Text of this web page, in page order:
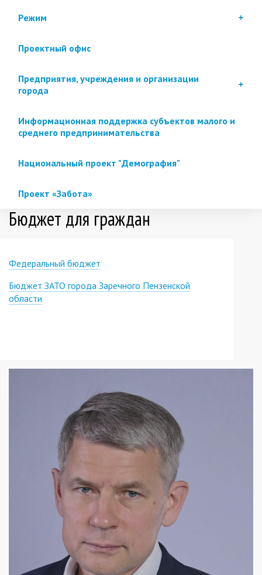
Режим
Проектный офис
Предприятия, учреждения и организации
города
Информационная поддержка субъектов малого и
среднего предпринимательства
Национальный проект "Демография"
Проект «Забота»
Бюджет для граждан
Федеральный бюджет
Бюджет ЗАТО города Заречного Пензенской
области